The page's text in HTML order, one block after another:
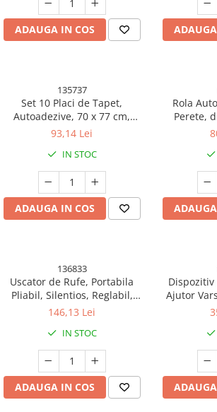
ADAUGA IN COS
135737
Set 10 Placi de Tapet,
Autoadezive, 70 x 77 cm,
Suprafata Acoperita 5.3 mp,
Albastre, Alb
93,14 Lei
IN STOC
ADAUGA IN COS
Rola
Perete,
136833
Uscator de Rufe, Portabila
Pliabil, Silentios, Reglabil,
Temporizator, 26.5 x 11 cm,
146,13 Lei
IN STOC
ADAUGA IN COS
Ajutor
Maner